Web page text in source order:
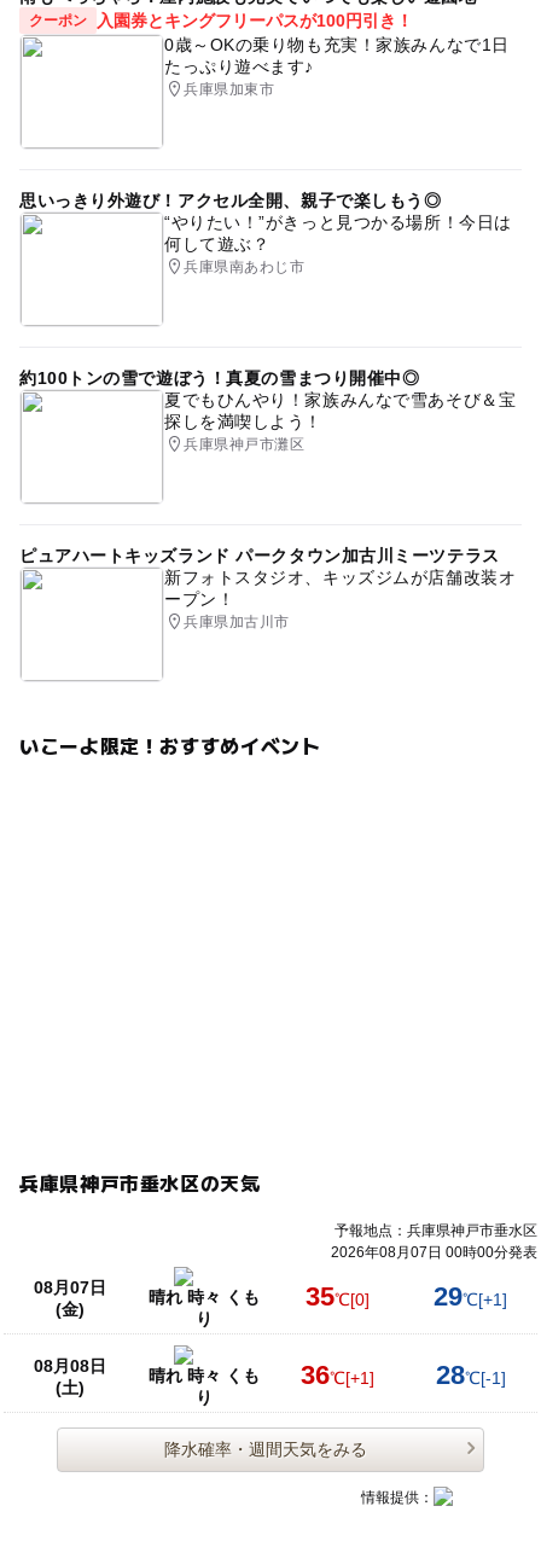
で予めご了承ください。
※万が一お怪我をされた場合、当イベントは保険適用外に
なりますので、各自でスポーツ保険に加入されることをお
発熱や体調不良の方はご参加いただけません。予めご了承
応募方法
このイベントの受付は終了しました。
予約ページ
予約はこちらから
クーポン
入園券とキングフリーパスが100円引き！
0歳～OKの乗り物も充実！家族みんなで1日
たっぷり遊べます♪
兵庫県加東市
思いっきり外遊び！アクセル全開、親子で楽しもう◎
“やりたい！”がきっと見つかる場所！今日は
何して遊ぶ？
兵庫県南あわじ市
約100トンの雪で遊ぼう！真夏の雪まつり開催中◎
夏でもひんやり！家族みんなで雪あそび＆宝
探しを満喫しよう！
兵庫県神戸市灘区
ピュアハートキッズランド パークタウン加古川ミーツテラス
新フォトスタジオ、キッズジムが店舗改装オ
ープン！
兵庫県加古川市
いこーよ限定！おすすめイベント
兵庫県神戸市垂水区の天気
予報地点：兵庫県神戸市垂水区
2026年08月07日 00時00分発表
08月07日
(金)
晴れ 時々 くも
り
35℃[0] 29℃[+1]
08月08日
(土)
晴れ 時々 くも
り
36℃[+1] 28℃[-1]
降水確率・週間天気をみる
情報提供：